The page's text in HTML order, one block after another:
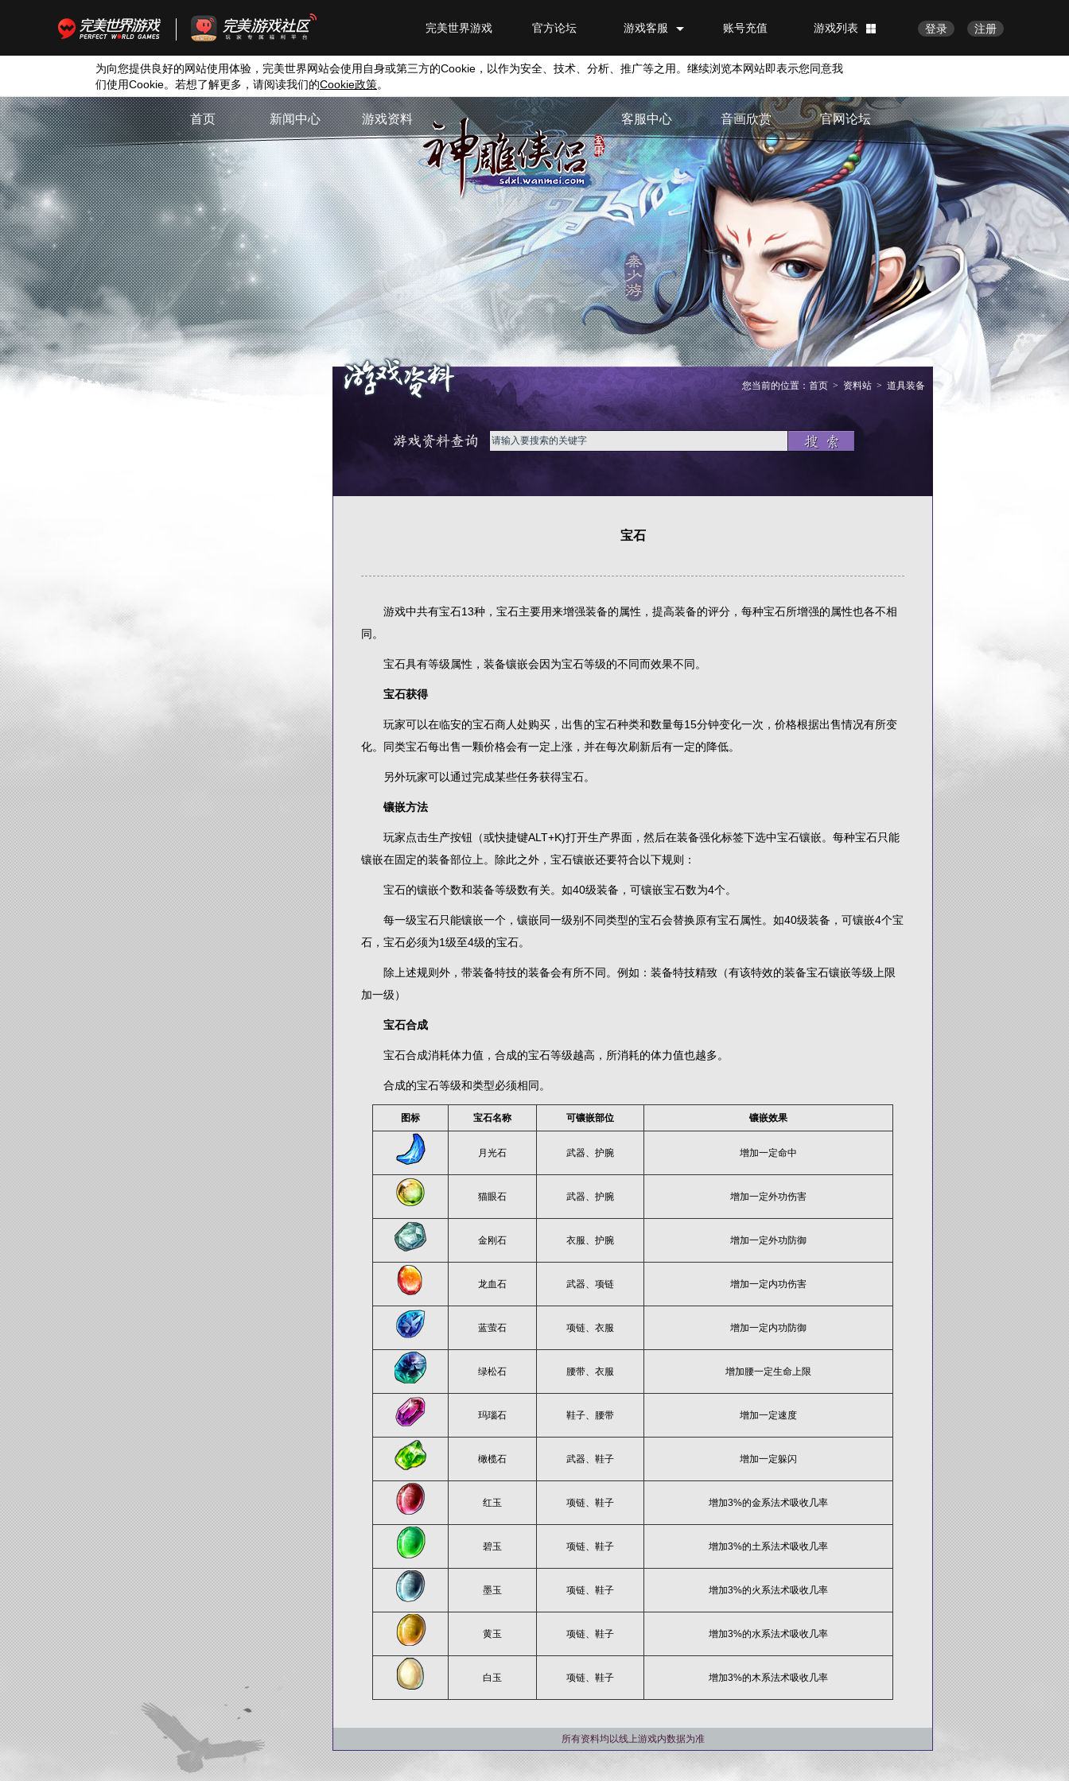
注册
登录
游戏列表
账号充值
游戏客服
官方论坛
完美世界游戏
为向您提供良好的网站使用体验，完美世界网站会使用自身或第三方的Cookie ，以作为安全、技术、分析、推广等之用。继续浏览本网站即表示您同意我
们使用Cookie。若想了解更多，请阅读我们的Cookie政策。
首页 新闻中心 游戏资料 客服中心 音画欣赏 官网论坛
您当前的位置： 首页 > 资料站 > 道具装备
宝石
游戏中共有宝石13种，宝石主要用来增强装备的属性，提高装备的评分，每种宝石所增强的属性也各不相
同。
宝石具有等级属性，装备镶嵌会因为宝石等级的不同而效果不同。
宝石获得
玩家可以在临安的宝石商人处购买，出售的宝石种类和数量每15分钟变化一次，价格根据出售情况有所变
化。同类宝石每出售一颗价格会有一定上涨，并在每次刷新后有一定的降低。
另外玩家可以通过完成某些任务获得宝石。
镶嵌方法
玩家点击生产按钮（或快捷键ALT+K)打开生产界面，然后在装备强化标签下选中宝石镶嵌。每种宝石只能
镶嵌在固定的装备部位上。除此之外，宝石镶嵌还要符合以下规则：
宝石的镶嵌个数和装备等级数有关。如40级装备，可镶嵌宝石数为4个。
每一级宝石只能镶嵌一个，镶嵌同一级别不同类型的宝石会替换原有宝石属性。如40级装备，可镶嵌4个宝
石，宝石必须为1级至4级的宝石。
除上述规则外，带装备特技的装备会有所不同。例如：装备特技精致（有该特效的装备宝石镶嵌等级上限
加一级）
宝石合成
宝石合成消耗体力值，合成的宝石等级越高，所消耗的体力值也越多。
合成的宝石等级和类型必须相同。
图标 宝石名称 可镶嵌部位 镶嵌效果
月光石 武器、护腕 增加一定命中
猫眼石 武器、护腕 增加一定外功伤害
金刚石 衣服、护腕 增加一定外功防御
龙血石 武器、项链 增加一定内功伤害
蓝萤石 项链、衣服 增加一定内功防御
绿松石 腰带、衣服 增加腰一定生命上限
玛瑙石 鞋子、腰带 增加一定速度
橄榄石 武器、鞋子 增加一定躲闪
红玉 项链、鞋子 增加3%的金系法术吸收几率
碧玉 项链、鞋子 增加3%的土系法术吸收几率
墨玉 项链、鞋子 增加3%的火系法术吸收几率
黄玉 项链、鞋子 增加3%的水系法术吸收几率
白玉 项链、鞋子 增加3%的木系法术吸收几率
所有资料均以线上游戏内数据为准